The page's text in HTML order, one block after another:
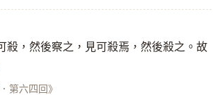
殺，然後察之，見可殺焉，然後殺之。故
第六四回》